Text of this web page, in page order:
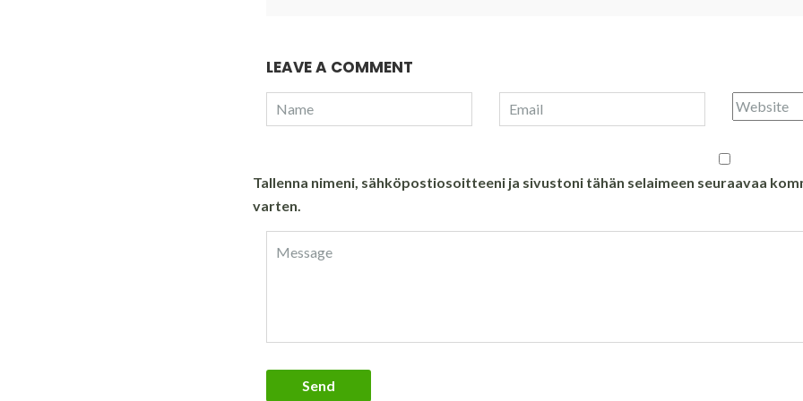
LEAVE A COMMENT
Tallenna nimeni, sähköpostiosoitteeni ja sivustoni tähän selaimeen seuraavaa
varten.